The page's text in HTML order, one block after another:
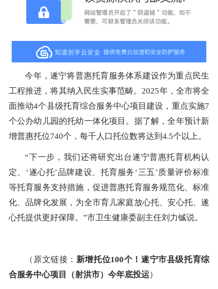
今年，遂宁将普惠托育服务体系建设作为重点民生
工程推进，将其纳入民生实事范畴。2025年，全市将全
面推动4个县级托育综合服务中心项目建设，重点实施7
个公办幼儿园的托幼一体化项目。据了解，全年预计新
增普惠托位740个，每千人口托位数将达到4.5个以上。
“下一步，我们还将研究出台遂宁普惠托育机构认
定、‘遂心托’品牌建设、托育服务‘三五’质量评价标准
等托育服务支持措施，促进普惠托育服务规范化、标准
化、品牌化发展，为全市育儿家庭放心托、安心托、遂
心托提供更好保障。”市卫生健康委副主任刘力铖说。
（原文链接： 新增托位100个！遂宁市县级托育综
合服务中心项目（射洪市）今年底投运）